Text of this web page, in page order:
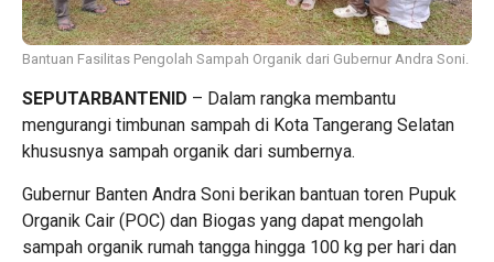
Bantuan Fasilitas Pengolah Sampah Organik dari Gubernur Andra Soni.
SEPUTARBANTENID – Dalam rangka membantu
mengurangi timbunan sampah di Kota Tangerang Selatan
khususnya sampah organik dari sumbernya.
Gubernur Banten Andra Soni berikan bantuan toren Pupuk
Organik Cair (POC) dan Biogas yang dapat mengolah
sampah organik rumah tangga hingga 100 kg per hari dan